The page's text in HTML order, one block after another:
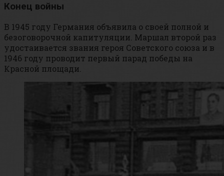
Конец войны
В 1945 году Германия объявила о своей полной и
безоговорочной капитуляции. Маршал второй раз
удостаивается звания героя Советского союза и в
1946 году проводит первый парад победы на
Красной площади.